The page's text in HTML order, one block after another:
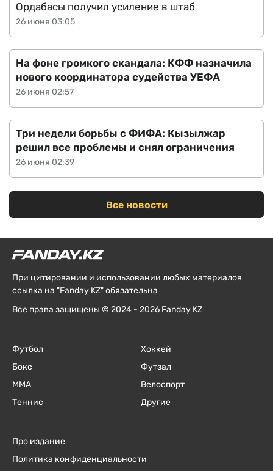
26 июня 03:05
Ордабасы получил усиление в штаб
26 июня 02:57
На фоне громкого скандала: КФФ назначила
нового координатора судейства УЕФА
26 июня 02:39
Три недели борьбы с ФИФА: Кызылжар
решил все проблемы и снял ограничения
Все новости
При цитировании и использовании любых материалов
ссылка на "Fanday KZ" обязательна
Все права защищены © 2024 - 2026 Fanday KZ
Футбол
Бокс
ММА
Теннис
Хоккей
Футзал
Велоспорт
Другие
Про издание
Политика конфиденциальности